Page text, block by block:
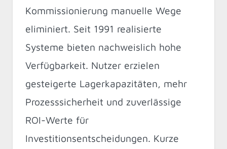
Kommissionierung manuelle Wege
eliminiert. Seit 1991 realisierte
Systeme bieten nachweislich hohe
Verfügbarkeit. Nutzer erzielen
gesteigerte Lagerkapazitäten, mehr
Prozesssicherheit und zuverlässige
ROI-Werte für
Investitionsentscheidungen. Kurze